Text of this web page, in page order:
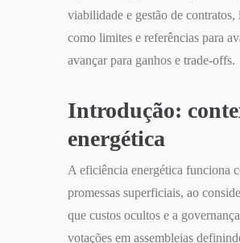
viabilidade e gestão de
como limites e referências para
avançar para ganhos e trade-offs.
Introdução:
energética
A eficiência energética funciona
promessas superficiais, ao
que custos ocultos e a
votações em assembleias